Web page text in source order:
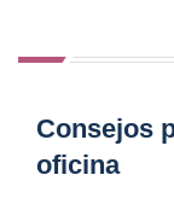
Consejos
oficina